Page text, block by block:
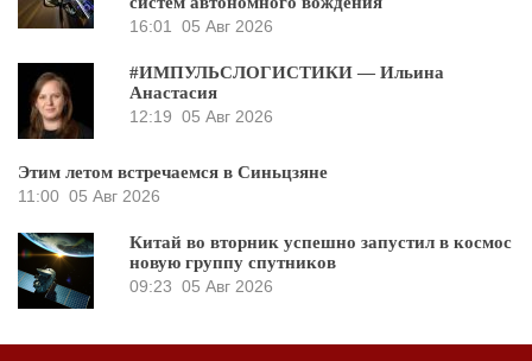
16:01
05 Авг 2026
#ИМПУЛЬСЛОГИСТИКИ — Ильина
Анастасия
12:19 05 Авг 2026
Этим летом встречаемся в Синьцзяне
11:00 05 Авг 2026
Китай во вторник успешно запустил в космос
новую группу спутников
09:23 05 Авг 2026